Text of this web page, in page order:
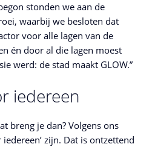
stonden we aan de
waarbij we besloten dat
voor alle lagen van de
én door al die lagen moest
werd: de stad maakt GLOW.”
iedereen
breng je dan? Volgens ons
zijn. Dat is ontzettend